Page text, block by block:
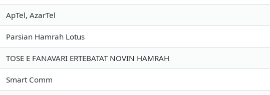
ApTel, AzarTel
Parsian Hamrah Lotus
TOSE E FANAVARI ERTEBATAT NOVIN HAMRAH
Smart Comm